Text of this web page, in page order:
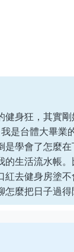
健身狂，其實
是台體大畢業
學會了怎麼
生活流水帳
去健身房塗
麼把日子過得